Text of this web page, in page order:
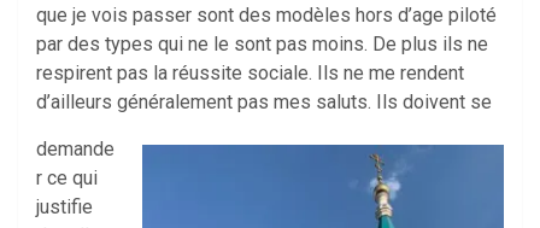
que je vois passer sont des modèles hors d’age piloté
par des types qui ne le sont pas moins. De plus ils ne
respirent pas la réussite sociale. Ils ne me rendent
d’ailleurs généralement pas mes saluts. Ils doivent se
demande
r ce qui
justifie